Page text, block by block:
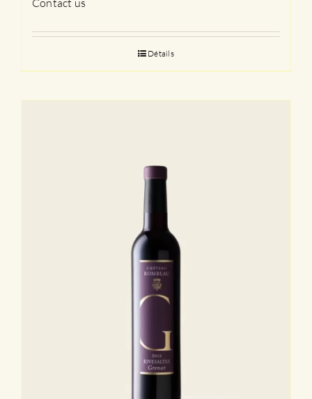
Contact us
Détails